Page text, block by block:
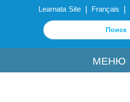
Learnata Site | Français |
МЕНЮ